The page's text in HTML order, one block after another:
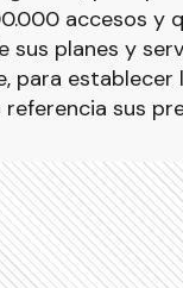
accesos y
sus planes y
para
sus